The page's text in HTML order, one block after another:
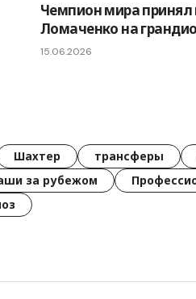
Чемпион мира принял
Ломаченко на
15.06.2026
Шахтер трансферы
за рубежом